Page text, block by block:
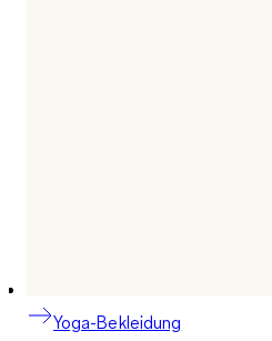
Yoga-Bekleidung